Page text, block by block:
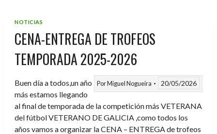
NOTICIAS
CENA-ENTREGA DE TROFEOS
TEMPORADA 2025-2026
PorMiguel Nogueira 20/05/2026
Buen día a todos,un año
más estamos llegando
al final de temporada de la competición más VETERANA
del fútbol VETERANO DE GALICIA ,como todos los
años vamos a organizar la CENA – ENTREGA de trofeos